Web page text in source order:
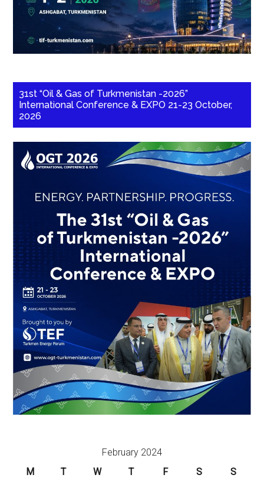
31st “Oil & Gas of Turkmenistan -2026”
International Conference & EXPO 21-23 October,
2026
February 2024
M
T W T F S S